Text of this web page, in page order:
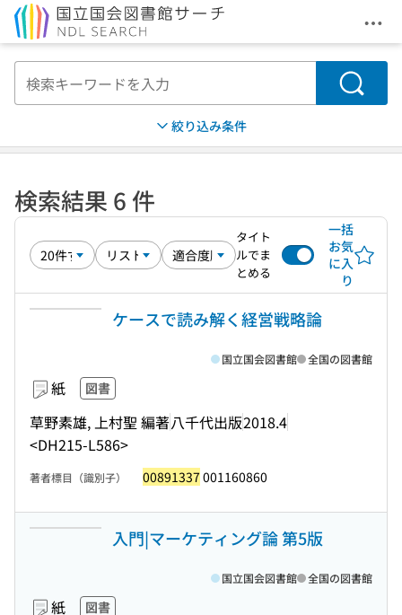
メ
検索
絞り込み条件
検索結果 6 件
タイト
ルでま
とめる
一括
お気
に入
り
ケースで読み解く経営戦略論
紙 図書
草野素雄, 上村聖 編著八千代出版2018.4
<DH215-L586>
国立国会図書館 全国の図書館
著者標目（識別子） 00891337 001160860
入門|マーケティング論 第5版
紙 図書
国立国会図書館 全国の図書館